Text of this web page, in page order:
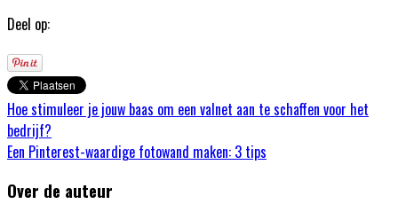
Deel op:
Hoe stimuleer je jouw baas om een valnet aan te schaffen voor het
bedrijf?
Een Pinterest-waardige fotowand maken: 3 tips
Over de auteur